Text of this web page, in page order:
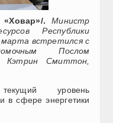
.
Министр
Республики
встретился с
Послом
Кэтрин Смиттон,
уровень
в сфере энергетики